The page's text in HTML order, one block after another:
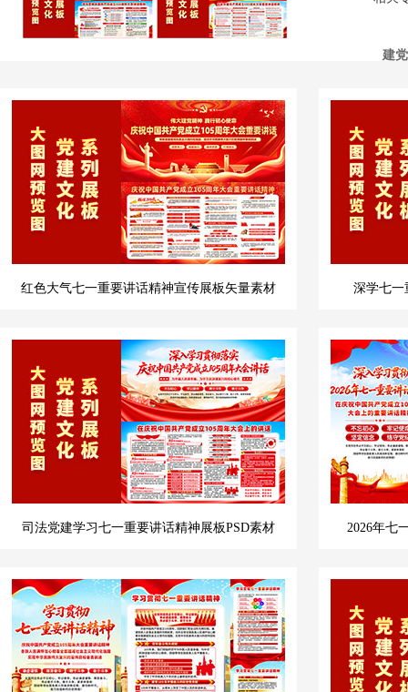
建
红色大气七一重要讲话精神宣传展板矢量素材 深学七一
司法党建学习七一重要讲话精神展板PSD素材 2026年七